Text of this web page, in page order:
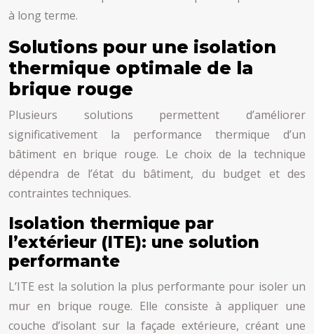
à long terme.
Solutions pour une isolation
thermique optimale de la
brique rouge
Plusieurs solutions permettent d’améliorer
significativement la performance thermique d’un
bâtiment en brique rouge. Le choix de la technique
dépendra de l’état du bâtiment, du budget et des
contraintes techniques.
Isolation thermique par
l’extérieur (ITE): une solution
performante
L’ITE est la solution la plus performante pour isoler un
mur en brique rouge. Elle consiste à appliquer une
couche d’isolant sur la façade extérieure, créant une